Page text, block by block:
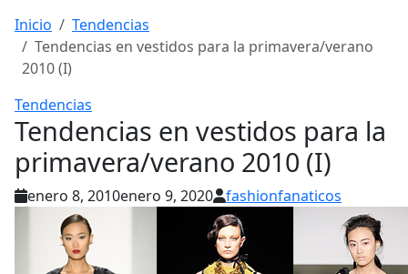
Inicio
Tendencias
Tendencias en vestidos para la primavera/verano
2010 (I)
Tendencias
Tendencias en vestidos para la
primavera/verano 2010 (I)
enero 8, 2010enero 9, 2020 fashionfanaticos